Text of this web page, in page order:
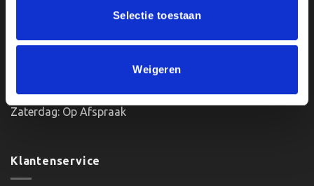
Selectie toestaan
Weigeren
Maandag, Dinsdag, Donderdag, Vrijdag: 12:00 – 17:00
Zaterdag: Op Afspraak
Klantenservice